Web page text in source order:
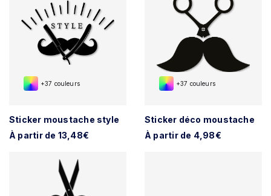
+37 couleurs
Sticker moustache style
À partir de 13,48€
+37 couleurs
Sticker déco moustache
À partir de 4,98€